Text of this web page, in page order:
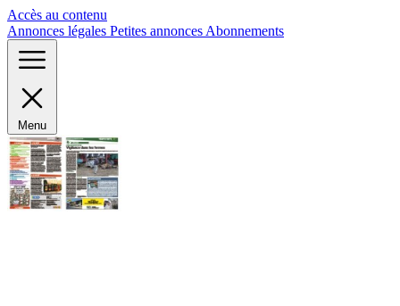
Accès au contenu
Annonces légales Petites annonces Abonnements
Menu
Panneau de gestion des cookies